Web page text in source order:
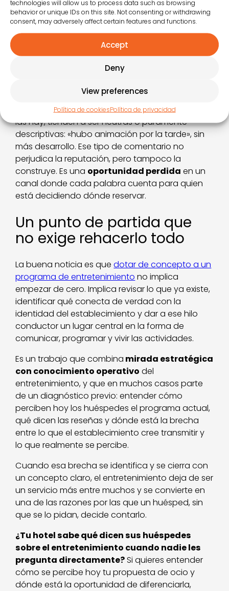
technologies will allow us to process data such as browsing
behavior or unique IDs on this site. Not consenting or withdrawing
consent, may adversely affect certain features and functions.
Accept
Deny
View preferences
Política de cookiesPolítica de privacidad
entretenimiento no suelen describir actividades
sueltas, describensensaciones y momentos:
«se nota que han pensado en los niños», «el
ambiente por las noches era especial»,
«encontramos algo que no esperábamos». Son
comentarios que hablan de concepto, aunque
el huésped nunca use esa palabra.
Por el contrario, cuando el entretenimiento no
tiene un hilo conductor claro, las menciones, si
las hay, tienden a ser neutras o puramente
descriptivas: «hubo animación por la tarde», sin
más desarrollo. Ese tipo de comentario no
perjudica la reputación, pero tampoco la
construye. Es una oportunidad perdida en un
canal donde cada palabra cuenta para quien
está decidiendo dónde reservar.
Un punto de partida que
no exige rehacerlo todo
La buena noticia es quedotar de concepto a un
programa de entretenimiento no implica
empezar de cero. Implica revisar lo que ya existe,
identificar qué conecta de verdad con la
identidad del establecimiento y dar a ese hilo
conductor un lugar central en la forma de
comunicar, programar y vivir las actividades.
Es un trabajo que combina mirada estratégica
con conocimiento operativo del
entretenimiento, y que en muchos casos parte
de un diagnóstico previo: entender cómo
perciben hoy los huéspedes el programa actual,
qué dicen las reseñas y dónde está la brecha
entre lo que el establecimiento cree transmitir y
lo que realmente se percibe.
Cuando esa brecha se identifica y se cierra con
un concepto claro, el entretenimiento deja de ser
un servicio más entre muchos y se convierte en
una de las razones por las que un huésped, sin
que se lo pidan, decide contarlo.
¿Tu hotel sabe qué dicen sus huéspedes
sobre el entretenimiento cuando nadie les
pregunta directamente?Si quieres entender
cómo se percibe hoy tu propuesta de ocio y
dónde está la oportunidad de diferenciarla,